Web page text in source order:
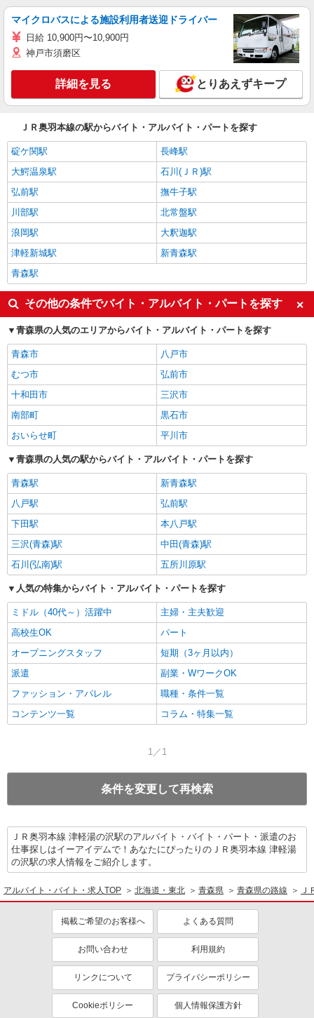
マイクロバスによる施設利用者送迎ドライバー
日給 10,900円〜10,900円
神戸市須磨区
詳細を見る とりあえずキープ
ＪＲ奥羽本線の駅からバイト・アルバイト・パートを探す
碇ケ関駅
長峰駅
大鰐温泉駅
石川(ＪＲ)駅
弘前駅
撫牛子駅
川部駅
北常盤駅
浪岡駅
大釈迦駅
津軽新城駅
新青森駅
青森駅
その他の条件でバイト・アルバイト・パートを探す
青森県の人気のエリアからバイト・アルバイト・パートを探す
青森市
八戸市
むつ市
弘前市
十和田市
三沢市
南部町
黒石市
おいらせ町
平川市
青森県の人気の駅からバイト・アルバイト・パートを探す
青森駅
新青森駅
八戸駅
弘前駅
下田駅
本八戸駅
三沢(青森)駅
中田(青森)駅
石川(弘南)駅
五所川原駅
人気の特集からバイト・アルバイト・パートを探す
ミドル（40代～）活躍中
主婦・主夫歓迎
高校生OK
パート
オープニングスタッフ
短期（3ヶ月以内）
派遣
副業・WワークOK
ファッション・アパレル
職種・条件一覧
コンテンツ一覧
コラム・特集一覧
1／1
条件を変更して再検索
ＪＲ奥羽本線 津軽湯の沢駅のアルバイト・バイト・パート・派遣のお
仕事探しはイーアイデムで！あなたにぴったりのＪＲ奥羽本線 津軽湯
の沢駅の求人情報をご紹介します。
アルバイト・バイト・求人TOP 北海道・東北 青森県 青森県の路線 Ｊ
掲載ご希望のお客様へ よくある質問
お問い合わせ 利用規約
リンクについて プライバシーポリシー
Cookieポリシー 個人情報保護方針